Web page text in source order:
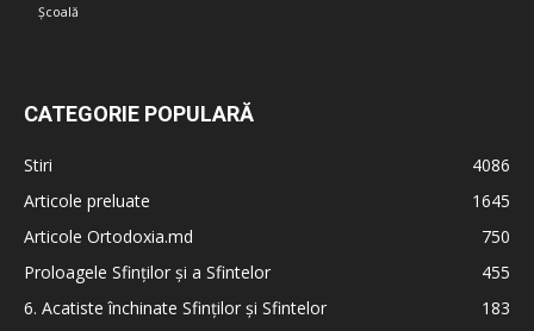
Școală
CATEGORIE POPULARĂ
Stiri
4086
Articole preluate
1645
Articole Ortodoxia.md
750
Proloagele Sfinților și a Sfintelor
455
6. Acatiste închinate Sfinților și Sfintelor
183